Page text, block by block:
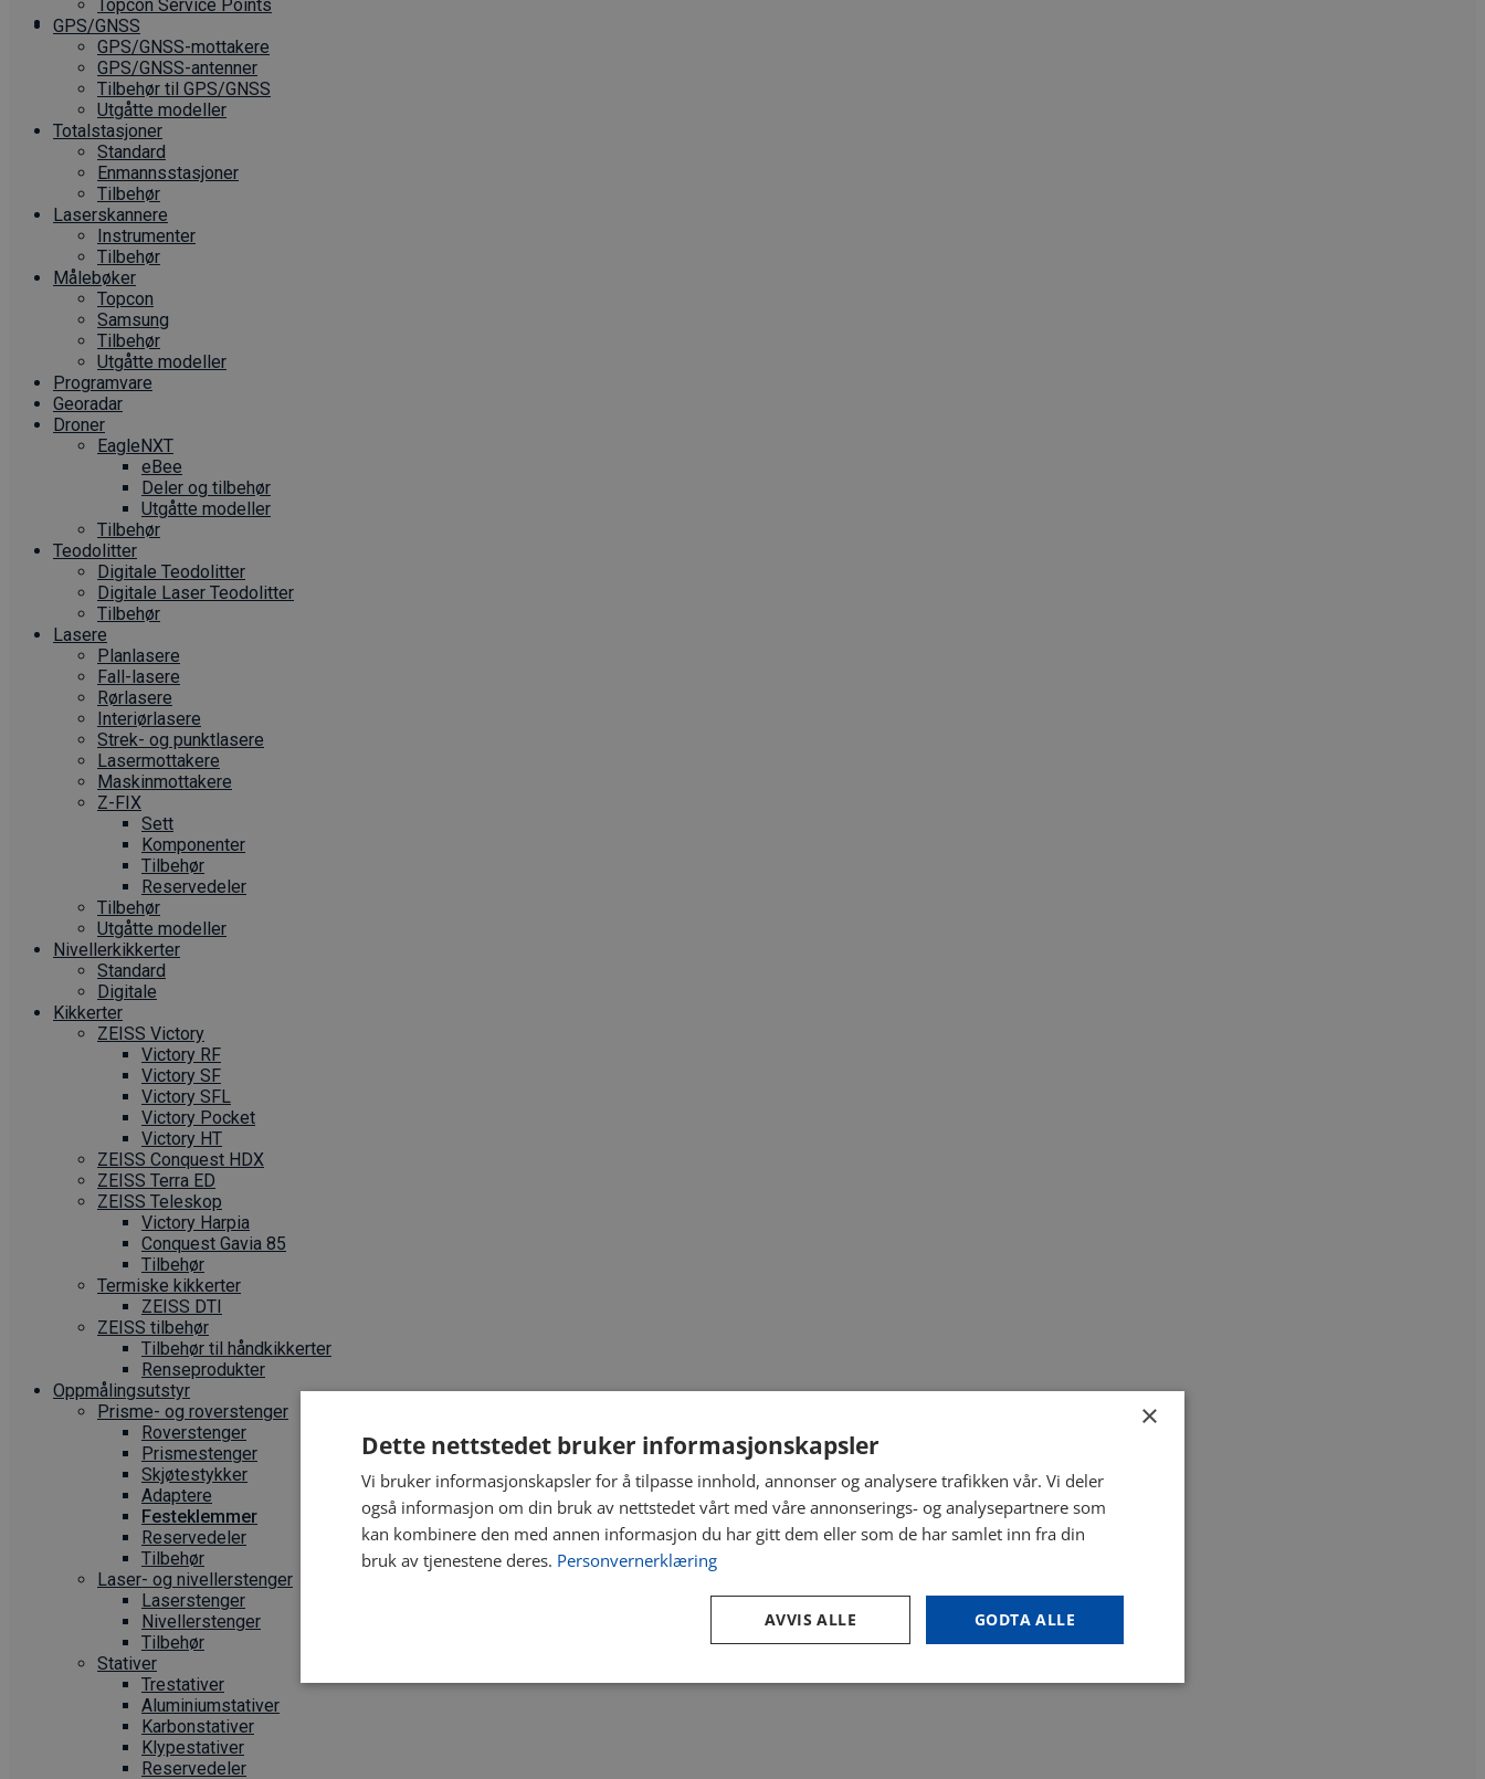
Topcon Service Points
GPS/GNSS
GPS/GNSS-mottakere
GPS/GNSS-antenner
Tilbehør til GPS/GNSS
Utgåtte modeller
Totalstasjoner
Standard
Enmannsstasjoner
Tilbehør
Laserskannere
Instrumenter
Tilbehør
Målebøker
Topcon
Samsung
Tilbehør
Utgåtte modeller
Programvare
Georadar
Droner
EagleNXT
eBee
Deler og tilbehør
Utgåtte modeller
Tilbehør
Teodolitter
Digitale Teodolitter
Digitale Laser Teodolitter
Tilbehør
Lasere
Planlasere
Fall-lasere
Rørlasere
Interiør­lasere
Strek- og punktlasere
Laser­mottakere
Maskin­mottakere
Z-FIX
Sett
Komponenter
Tilbehør
Reservedeler
Tilbehør
Utgåtte modeller
Nivellerkikkerter
Standard
Digitale
Kikkerter
ZEISS Victory
Victory RF
Victory SF
Victory SFL
Victory Pocket
Victory HT
ZEISS Conquest HDX
ZEISS Terra ED
ZEISS Teleskop
Victory Harpia
Conquest Gavia 85
Tilbehør
Termiske kikkerter
ZEISS DTI
ZEISS tilbehør
Tilbehør til håndkikkerter
Renseprodukter
Oppmålings­utstyr
Prisme- og roverstenger
Roverstenger
Prismestenger
Skjøtestykker
Adaptere
Festeklemmer
Reservedeler
Tilbehør
Laser- og nivellerstenger
Laserstenger
Nivellerstenger
Tilbehør
Stativer
Trestativer
Aluminiumstativer
Karbonstativer
Klypestativer
Reservedeler
×
Dette nettstedet bruker informasjonskapsler
Vi bruker informasjonskapsler for å tilpasse innhold, annonser og analysere trafikken vår. Vi deler
også informasjon om din bruk av nettstedet vårt med våre annonserings- og analysepartnere som
kan kombinere den med annen informasjon du har gitt dem eller som de har samlet inn fra din
bruk av tjenestene deres. Personvernerklæring
GODTA ALLE
AVVIS ALLE